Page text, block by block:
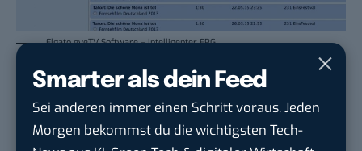
Smarter als dein Feed
Sei anderen immer einen Schritt voraus. Jeden
Morgen bekommst du die wichtigsten Tech-
Elgato eyeTV Software – Intelligenter EPG
Die Qualität des Streams hängt davon ab, wie gut